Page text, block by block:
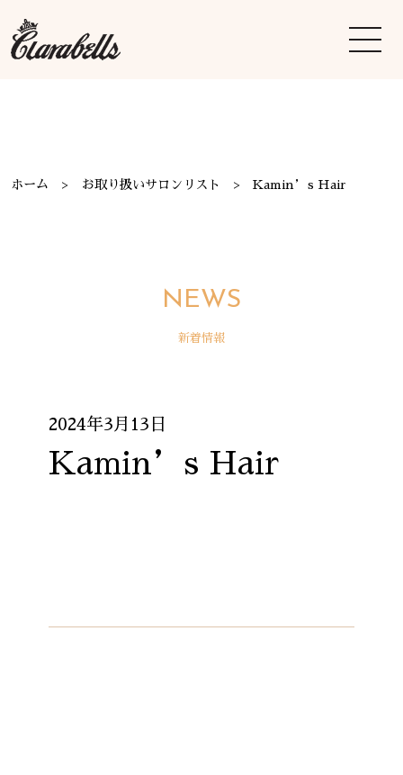
ホーム お取り扱いサロンリスト Kamin’s Hair
NEWS
新着情報
2024年3月13日
Kamin’s Hair